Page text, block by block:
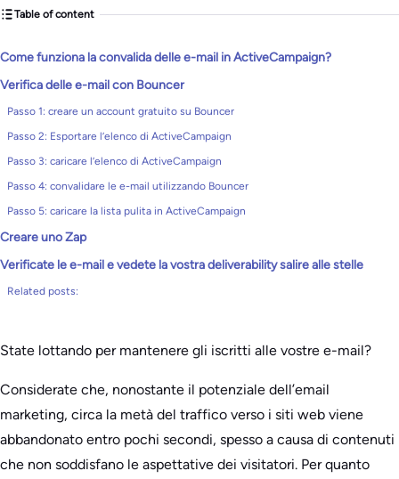
Table of content
Come funziona la convalida delle e-mail in ActiveCampaign?
Verifica delle e-mail con Bouncer
Passo 1: creare un account gratuito su Bouncer
Passo 2: Esportare l’elenco di ActiveCampaign
Passo 3: caricare l’elenco di ActiveCampaign
Passo 4: convalidare le e-mail utilizzando Bouncer
Passo 5: caricare la lista pulita in ActiveCampaign
Creare uno Zap
Verificate le e-mail e vedete la vostra deliverability salire alle stelle
Related posts:
State lottando per mantenere gli iscritti alle vostre e-mail?
Considerate che, nonostante il potenziale dell’email
marketing, circa la metà del traffico verso i siti web viene
abbandonato entro pochi secondi, spesso a causa di contenuti
che non soddisfano le aspettative dei visitatori. Per quanto